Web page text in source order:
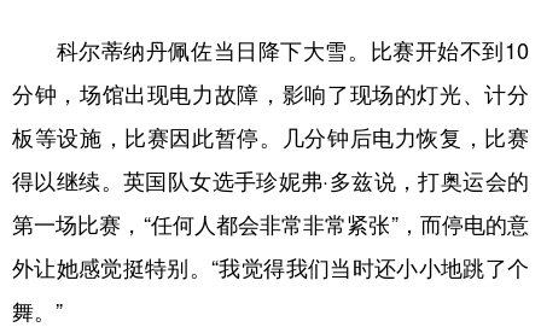
辽宁 吉林 上海 江苏
浙江 安徽 福建 江西
四川 贵州 云南 西藏
科尔蒂纳丹佩佐当日降下大雪。比赛开始不到10
分钟，场馆出现电力故障，影响了现场的灯光、计分
板等设施，比赛因此暂停。几分钟后电力恢复，比赛
得以继续。英国队女选手珍妮弗·多兹说，打奥运会的
第一场比赛，“任何人都会非常非常紧张”，而停电的意
外让她感觉挺特别。“我觉得我们当时还小小地跳了个
舞。”